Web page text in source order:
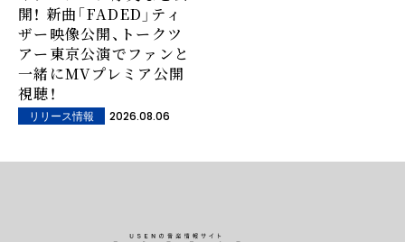
開！ 新曲「FADED」ティ
ザー映像公開、トークツ
アー東京公演でファンと
一緒にMVプレミア公開
視聴！
リリース情報 2026.08.06